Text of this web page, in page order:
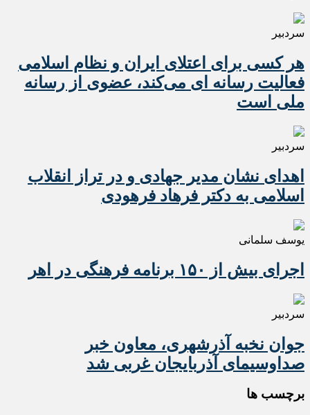
سردبیر
هر کسی برای اعتلای ایران و نظام اسلامی
فعالیت رسانه ای می‌کند، عضوی از رسانه
ملی است
سردبیر
اهدای نشان مدیر جهادی و در تراز انقلاب
اسلامی به دکتر فرهاد فرهودی
یوسف سلمانی
اجرای بیش از ۱۵۰ برنامه فرهنگی در اهر
سردبیر
جوان نخبه آذرشهری، معاون خبر
صداوسیمای آذربایجان غربی شد
برچسب ها